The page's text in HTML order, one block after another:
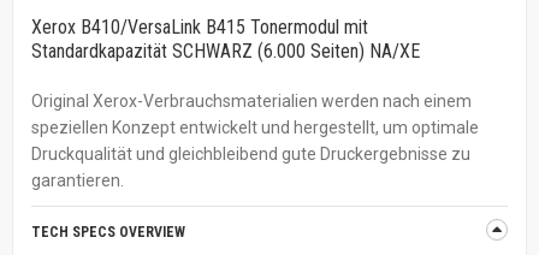
Xerox B410/VersaLink B415 Tonermodul mit
Standardkapazität SCHWARZ (6.000 Seiten) NA/XE
Original Xerox-Verbrauchsmaterialien werden nach einem
speziellen Konzept entwickelt und hergestellt, um optimale
Druckqualität und gleichbleibend gute Druckergebnisse zu
garantieren.
TECH SPECS OVERVIEW